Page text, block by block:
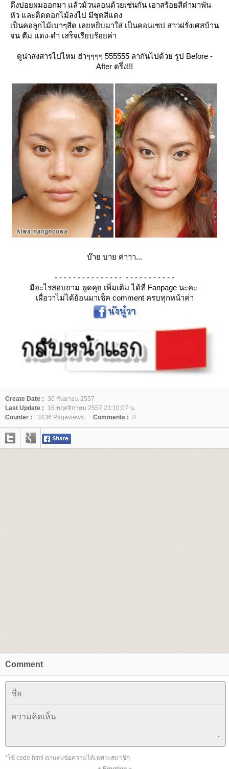
ดึงปอยผมออกมา แล้วม้วนลอนด้วยเช่นกัน เอาสร้อยสีดำมาพัน
หัว และติดดอกไม้ลงไป มีชุดสีแดง
เป็นคอลูกไม้เบาๆสีด เลยหยิบมาใส่ เป็นคอนเซป สาวฝรั่งเศสบ้าน
จน ตีม แดง-ดำ เสร็จเรียบร้อยค่า
ดูน่าสงสารไปไหม ฮ่าๆๆๆๆ 555555 ลากันไปด้วย รูป Before -
After ตรึ่ง!!!
บ๊าย บาย ค่าาา...
- - - - - - - - - - - - - - - - - - - - - - - - - -
มีอะไรสอบถาม พูดคุย เพิ่มเติม ได้ที่ Fanpage นะคะ
เผื่อวาไม่ได้ย้อนมาเช็ค comment ครบทุกหน้าค่า
Create Date : 30 กันยายน 2557
Last Update :
16 พฤศจิกายน 2557 23:10:07 น.
Counter :
3436 Pageviews. Comments : 0
Comment
*ใช้ code html ตกแต่งข้อความได้เฉพาะสมาชิก